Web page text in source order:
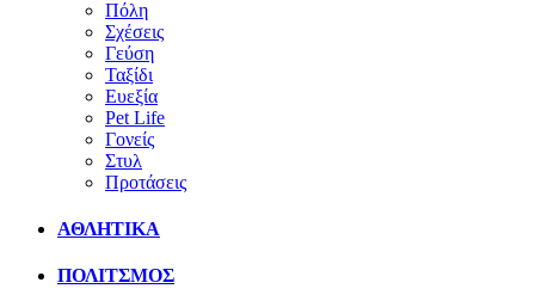
Πόλη
Σχέσεις
Γεύση
Ταξίδι
Ευεξία
Pet Life
Γονείς
Στυλ
Προτάσεις
ΑΘΛΗΤΙΚΑ
ΠΟΛΙΤΣΜΟΣ